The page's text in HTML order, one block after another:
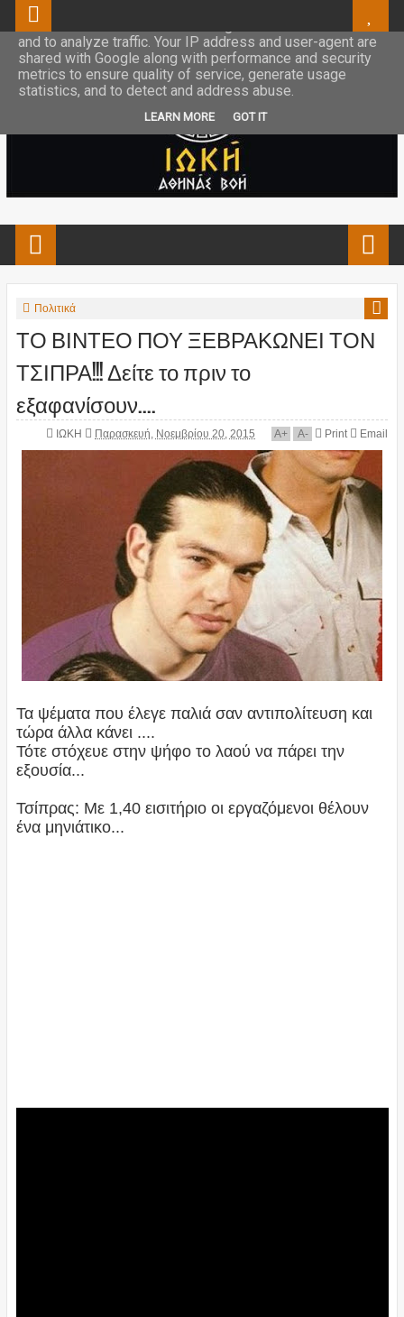
Πολιτικά
ΤΟ ΒΙΝΤΕΟ ΠΟΥ ΞΕΒΡΑΚΩΝΕΙ ΤΟΝ
ΤΣΙΠΡΑ!!! Δείτε το πριν το
εξαφανίσουν....
ΙΩΚΗ Παρασκευή, Νοεμβρίου 20, 2015 A+ A- Print Email
Τα ψέματα που έλεγε παλιά σαν αντιπολίτευση και
τώρα άλλα κάνει ....
Τότε στόχευε στην ψήφο το λαού να πάρει την
εξουσία...
Τσίπρας: Με 1,40 εισιτήριο οι εργαζόμενοι θέλουν
ένα μηνιάτικο...
This site uses cookies from Google to deliver its services
and to analyze traffic. Your IP address and user-agent are
shared with Google along with performance and security
metrics to ensure quality of service, generate usage
statistics, and to detect and address abuse.
LEARN MORE GOT IT